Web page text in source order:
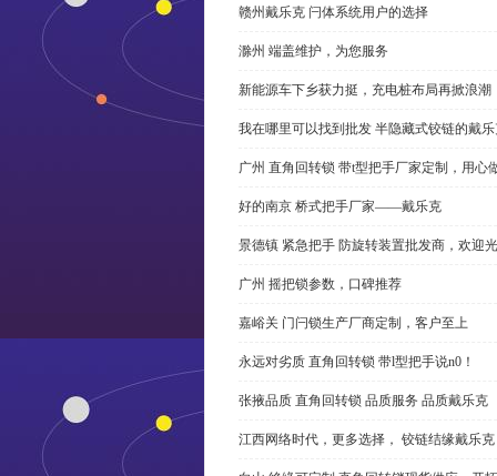
赣州戴乐克 闩体系统用户的选择
滁州 端盖维护，为您服务
新能源车下乡获力挺，充电桩布局再掀浪潮
我在哪里可以找到批发 半隐藏式铰链的戴
广州 直角回转锁 带t型把手厂家定制，用心
好的南京 桥式把手厂家——戴乐克
景德镇 紧急把手 防旋转装置批发商，欢迎
广州 摇把锁参数，口碑推荐
嘉峪关 门闩锁生产厂商定制，客户至上
永远对劣质 直角回转锁 带l型把手说n0！
张掖品质 直角回转锁 品质服务 品质戴乐克
江西网络时代，更多选择， 铰链结缘戴乐克